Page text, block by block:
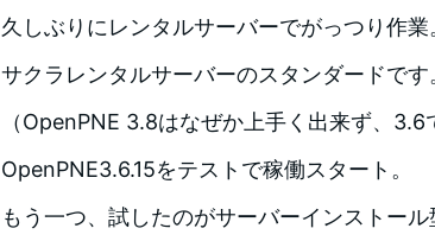
久しぶりにレンタルサーバーでがっつり作業
サクラレンタルサーバーのスタンダードです
（OpenPNE 3.8はなぜか上手く出来ず、3.6
OpenPNE3.6.15をテストで稼働スタート。
もう一つ、試したのがサーバーインストー